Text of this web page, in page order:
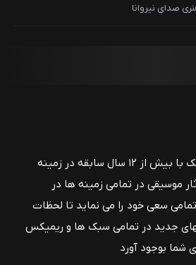
صدای نیروانا
سایت و گروه میفا موزیک با بیش از ۱۲ سال سابقه در زمینه
موسیقی در تمامی زمینه ها در
سعی خود را می نماید تا لحظات
جدید در تمامی سبک ها و ریمیکس
شما بوجود آورد